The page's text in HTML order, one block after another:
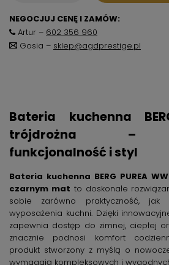
NEGOCJUJ CENĘ I ZAMÓW:
Artur – 602 356 960
Gosia – sklep@agdprestige.pl
Bateria kuchenna
trójdrożna –
funkcjonalność i styl
Bateria kuchenna BERG PUREA
czarnym mat to doskonałe
sobie zarówno praktyczność,
wyposażenia kuchni. Dzięki
zapewnia dostęp do zimnej, ciepłej
znacznie podnosi komfort
produkt stworzony z myślą o
wymagają kompleksowych i